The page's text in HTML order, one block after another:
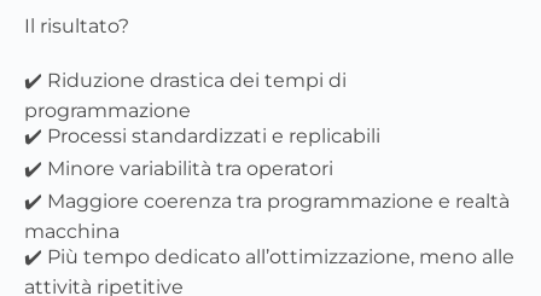
Il risultato?
✔️ Riduzione drastica dei tempi di
programmazione
✔️ Processi standardizzati e replicabili
✔️ Minore variabilità tra operatori
✔️ Maggiore coerenza tra programmazione e realtà
macchina
✔️ Più tempo dedicato all’ottimizzazione, meno alle
attività ripetitive